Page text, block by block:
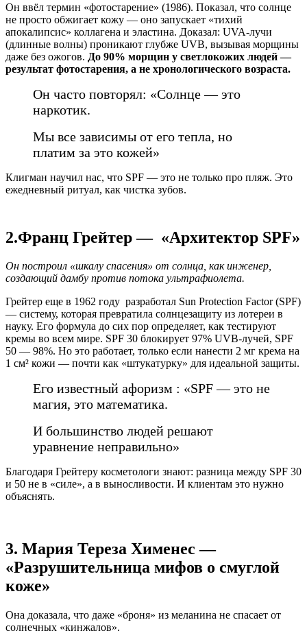
Он ввёл термин «фотостарение» (1986). Показал, что солнце
не просто обжигает кожу — оно запускает «тихий
апокалипсис» коллагена и эластина. Доказал: UVA-лучи
(длинные волны) проникают глубже UVB, вызывая морщины
даже без ожогов. До 90% морщин у светлокожих людей —
результат фотостарения, а не хронологического возраста.
Он часто повторял: «Солнце — это
наркотик.
Мы все зависимы от его тепла, но
платим за это кожей»
Клигман научил нас, что SPF — это не только про пляж. Это
ежедневный ритуал, как чистка зубов.
2.Франц Грейтер — «Архитектор SPF»
Он построил «шкалу спасения» от солнца, как инженер,
создающий дамбу против потока ультрафиолета.
Грейтер еще в 1962 году разработал Sun Protection Factor (SPF)
— систему, которая превратила солнцезащиту из лотереи в
науку. Его формула до сих пор определяет, как тестируют
кремы во всем мире. SPF 30 блокирует 97% UVB-лучей, SPF
50 — 98%. Но это работает, только если нанести 2 мг крема на
1 см² кожи — почти как «штукатурку» для идеальной защиты.
Его известный афоризм : «SPF — это не
магия, это математика.
И большинство людей решают
уравнение неправильно»
Благодаря Грейтеру косметологи знают: разница между SPF 30
и 50 не в «силе», а в выносливости. И клиентам это нужно
объяснять.
3. Мария Тереза Хименес —
«Разрушительница мифов о смуглой
коже»
Она доказала, что даже «броня» из меланина не спасает от
солнечных «кинжалов».